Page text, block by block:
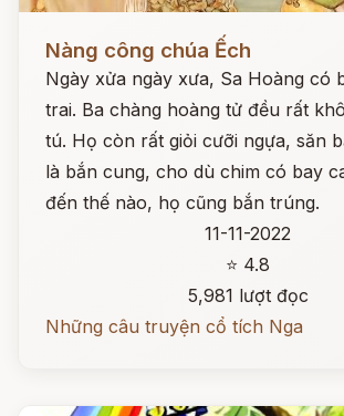
Nàng công chúa Ếch
Ngày xửa ngày xưa, Sa Hoàng có
trai. Ba chàng hoàng tử đều rất
tú. Họ còn rất giỏi cưỡi ngựa, săn
là bắn cung, cho dù chim có bay
đến thế nào, họ cũng bắn trúng.
11-11-2022
⭐ 4.8
5,981 lượt đọc
Những câu truyện cổ tích Nga